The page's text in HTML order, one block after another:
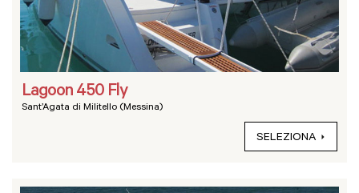
Lagoon 450 Fly
Sant’Agata di Militello (Messina)
SELEZIONA